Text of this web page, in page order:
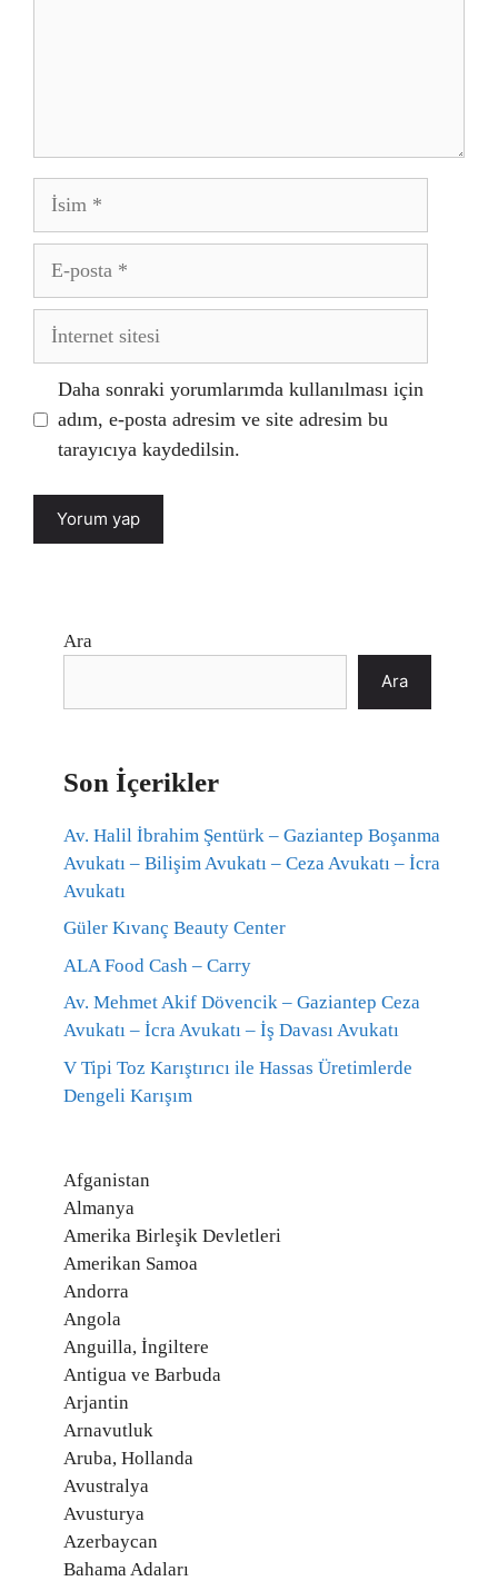
İsim
posta
İnternet
Daha sonraki yorumlarımda kullanılması için
adım, e-posta adresim ve site adresim bu
tarayıcıya kaydedilsin.
Ara
Ara
Son İçerikler
Av. Halil İbrahim Şentürk – Gaziantep Boşanma
Avukatı – Bilişim Avukatı – Ceza Avukatı – İcra
Avukatı
Güler Kıvanç Beauty Center
ALA Food Cash – Carry
Av. Mehmet Akif Dövencik – Gaziantep Ceza
Avukatı – İcra Avukatı – İş Davası Avukatı
V Tipi Toz Karıştırıcı ile Hassas Üretimlerde
Dengeli Karışım
Afganistan
Almanya
Amerika Birleşik Devletleri
Amerikan Samoa
Andorra
Angola
Anguilla, İngiltere
Antigua ve Barbuda
Arjantin
Arnavutluk
Aruba, Hollanda
Avustralya
Avusturya
Azerbaycan
Bahama Adaları